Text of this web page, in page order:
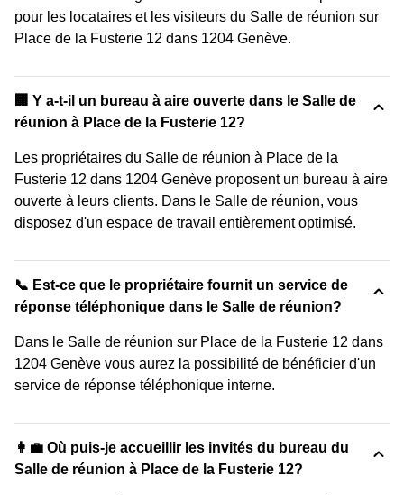
pour les locataires et les visiteurs du Salle de réunion sur
Place de la Fusterie 12 dans 1204 Genève.
‍🏢 Y a-t-il un bureau à aire ouverte dans le Salle de
réunion à Place de la Fusterie 12?
Les propriétaires du Salle de réunion à Place de la
Fusterie 12 dans 1204 Genève proposent un bureau à aire
ouverte à leurs clients. Dans le Salle de réunion, vous
disposez d'un espace de travail entièrement optimisé.
📞 Est-ce que le propriétaire fournit un service de
réponse téléphonique dans le Salle de réunion?
Dans le Salle de réunion sur Place de la Fusterie 12 dans
1204 Genève vous aurez la possibilité de bénéficier d'un
service de réponse téléphonique interne.
👩‍💼 Où puis-je accueillir les invités du bureau du
Salle de réunion à Place de la Fusterie 12?